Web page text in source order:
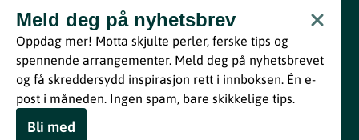
Meld deg på nyhetsbrev
Oppdag mer! Motta skjulte perler, ferske tips og
spennende arrangementer. Meld deg på nyhetsbrevet
og få skreddersydd inspirasjon rett i innboksen. Én e-
post i måneden. Ingen spam, bare skikkelige tips.
Bli med
www.visitvestfold.com
Turistinformasjon
Vestfold Fylkeskommune
ByBreakfast